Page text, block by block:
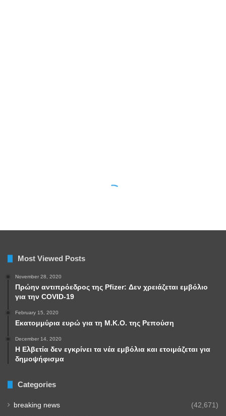
Most Viewed Posts
November 28, 2020
Πρώην αντιπρόεδρος της Pfizer: Δεν χρειάζεται εμβόλιο
για την COVID-19
February 15, 2020
Εκατομμύρια ευρώ για τη Μ.Κ.Ο. της Ρεπούση
December 14, 2020
Η Ελβετία δεν εγκρίνει τα νέα εμβόλια και ετοιμάζεται για
δημοψήφισμα
Categories
breaking news (42,671)